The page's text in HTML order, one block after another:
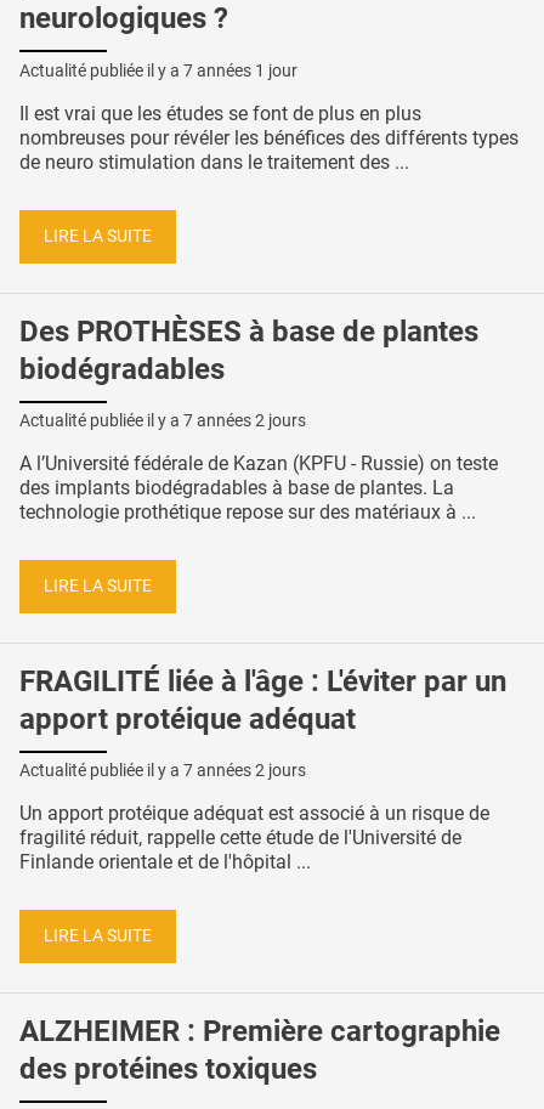
neurologiques ?
Actualité publiée il y a 7 années 1 jour
Il est vrai que les études se font de plus en plus
nombreuses pour révéler les bénéfices des différents types
de neuro stimulation dans le traitement des ...
LIRE LA SUITE
Des PROTHÈSES à base de plantes
biodégradables
Actualité publiée il y a 7 années 2 jours
A l’Université fédérale de Kazan (KPFU - Russie) on teste
des implants biodégradables à base de plantes. La
technologie prothétique repose sur des matériaux à ...
LIRE LA SUITE
FRAGILITÉ liée à l'âge : L'éviter par un
apport protéique adéquat
Actualité publiée il y a 7 années 2 jours
Un apport protéique adéquat est associé à un risque de
fragilité réduit, rappelle cette étude de l'Université de
Finlande orientale et de l'hôpital ...
LIRE LA SUITE
ALZHEIMER : Première cartographie
des protéines toxiques